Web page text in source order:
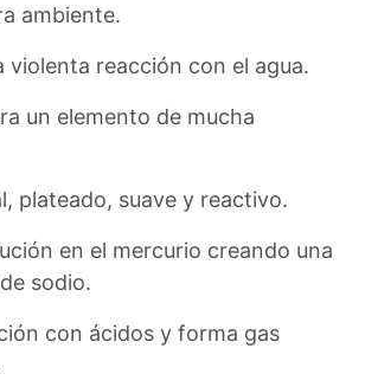
ambiente.
violenta reacción con el agua.
un elemento de mucha
plateado, suave y reactivo.
en el mercurio creando una
sodio.
con ácidos y forma gas